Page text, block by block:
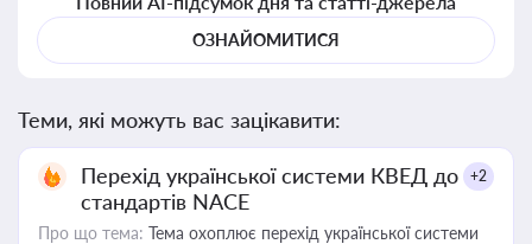
ОЗНАЙОМИТИСЯ
Теми, які можуть вас зацікавити:
Перехід української системи КВЕД до
стандартів NACE
+2
Про що тема: Тема охоплює перехід української системи